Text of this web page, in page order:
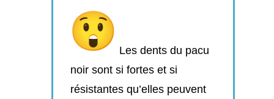
Les dents du pacu
noir sont si fortes et si
résistantes qu’elles peuvent